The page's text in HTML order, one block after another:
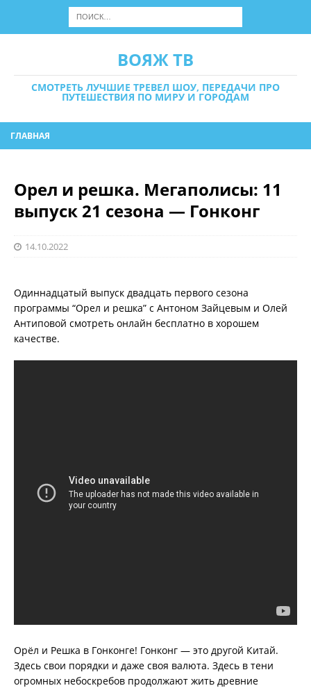
ВОЯЖ ТВ
СМОТРЕТЬ ЛУЧШИЕ ТРЕВЕЛ ШОУ, ПЕРЕДАЧИ ПРО
ПУТЕШЕСТВИЯ ПО МИРУ И ГОРОДАМ
ГЛАВНАЯ
Орел и решка. Мегаполисы: 11
выпуск 21 сезона — Гонконг
14.10.2022
Одиннадцатый выпуск двадцать первого сезона
программы “Орел и решка” с Антоном Зайцевым и Олей
Антиповой смотреть онлайн бесплатно в хорошем
качестве.
Орёл и Решка в Гонконге! Гонконг — это другой Китай.
Здесь свои порядки и даже своя валюта. Здесь в тени
огромных небоскребов продолжают жить древние